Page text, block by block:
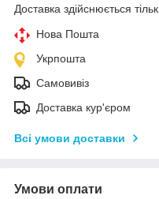
Доставка здійснюється
Нова Пошта
Укрпошта
Самовивіз
Доставка кур'єром
Всі умови доставки
Умови оплати